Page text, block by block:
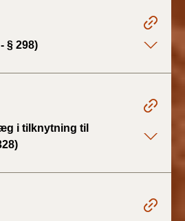
§ 298)
i tilknytning til